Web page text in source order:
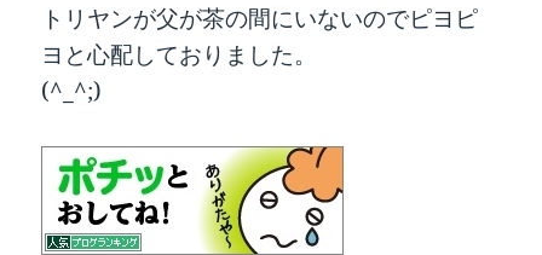
トリヤンが父が茶の間にいないのでピヨピ
ヨと心配しておりました。
(^_^;)